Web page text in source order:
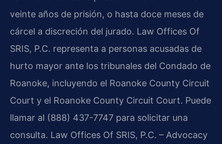
veinte años de prisión, o hasta doce meses de
cárcel a discreción del jurado. Law Offices Of
SRIS, P.C. representa a personas acusadas de
hurto mayor ante los tribunales del Condado de
Roanoke, incluyendo el Roanoke County Circuit
Court y el Roanoke County Circuit Court. Puede
llamar al (888) 437-7747 para solicitar una
consulta. Law Offices Of SRIS, P.C. – Advocacy